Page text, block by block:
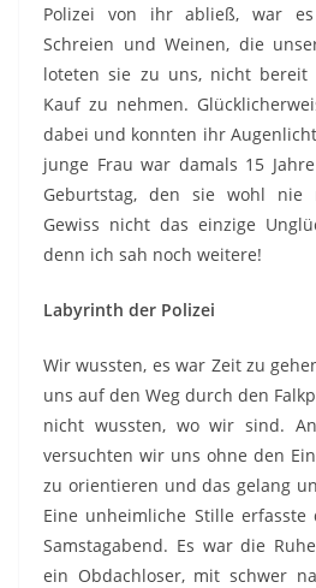
Polizei von ihr abließ, war
Schreien und Weinen, die
loteten sie zu uns, nicht bereit
Kauf zu nehmen.
dabei und konnten ihr
junge Frau war damals 15
Geburtstag, den sie wohl nie
Gewiss nicht das einzige
denn ich sah noch weitere!
Labyrinth der Polizei
Wir wussten, es war Zeit zu
uns auf den Weg durch den
nicht wussten, wo wir sind.
versuchten wir uns ohne den
zu orientieren und das gelang
Eine unheimliche Stille erfasste
Samstagabend. Es war die
ein Obdachloser, mit schwer